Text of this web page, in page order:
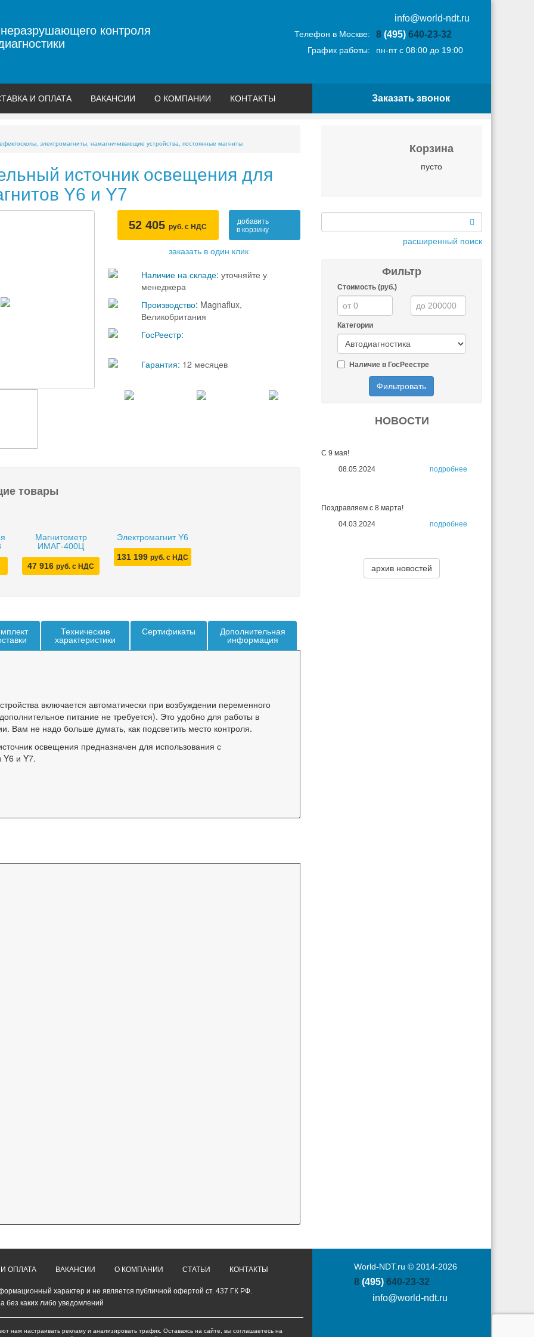
контроля
info@world-ndt.ru
Телефон в Москве: 8 (495)640-23-32
График работы: пн-пт с 08:00 до 19:00
И ОПЛАТА ВАКАНСИИ О КОМПАНИИ КОНТАКТЫ Заказать звонок
электромагниты, намагничивающие устройства, постоянные магниты
источник освещения для
Y6 и Y7
52 405 руб. с НДС
добавить
в корзину
заказать в один клик
Наличие на складе: уточняйте у
менеджера
Производство: Magnaflux,
Великобритания
ГосРеестр:
Гарантия: 12 месяцев
товары
Магнитометр
ИМАГ-400Ц
47 916 руб. с НДС
Электромагнит Y6
131 199 руб. с НДС
Технические
характеристики
Сертификаты
Дополнительная
информация
включается автоматически при возбуждении переменного
питание не требуется). Это удобно для работы в
Вам не надо больше думать, как подсветить место контроля.
освещения предназначен для использования с
Y6 и Y7.
Корзина
пусто
расширенный поиск
Фильтр
Стоимость (руб.)
Категории
Наличие в ГосРеестре
Фильтровать
НОВОСТИ
С 9 мая!
08.05.2024
подробнее
Поздравляем с 8 марта!
04.03.2024
подробнее
архив новостей
ОПЛАТА ВАКАНСИИ О КОМПАНИИ СТАТЬИ КОНТАКТЫ
характер и не является публичной офертой ст. 437 ГК РФ.
без каких либо уведомлений
нам настраивать рекламу и анализировать трафик. Оставаясь на сайте, вы соглашаетесь на
World-NDT.ru © 2014-2026
8 (495) 640-23-32
info@world-ndt.ru